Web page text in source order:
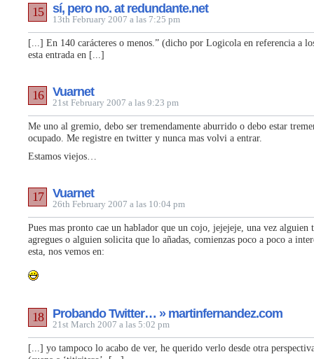
sí, pero no. at redundante.net
13th February 2007 a las 7:25 pm
15
[...] En 140 carácteres o menos.” (dicho por Logicola en referencia a
esta entrada en [...]
Vuarnet
21st February 2007 a las 9:23 pm
16
Me uno al gremio, debo ser tremendamente aburrido o debo estar
ocupado. Me registre en twitter y nunca mas volvi a entrar.
Estamos viejos…
Vuarnet
26th February 2007 a las 10:04 pm
17
Pues mas pronto cae un hablador que un cojo, jejejeje, una vez alguien
agregues o alguien solicita que lo añadas, comienzas poco a poco a
esta, nos vemos en:
Probando Twitter… » martinfernandez.com
21st March 2007 a las 5:02 pm
18
[...] yo tampoco lo acabo de ver, he querido verlo desde otra